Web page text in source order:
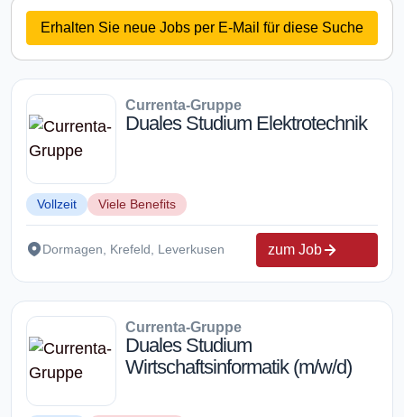
Erhalten Sie neue Jobs per E-Mail für diese Suche
Currenta-Gruppe
Duales Studium Elektrotechnik
Vollzeit Viele Benefits
Dormagen, Krefeld, Leverkusen zum Job
Currenta-Gruppe
Duales Studium
Wirtschaftsinformatik (m/w/d)